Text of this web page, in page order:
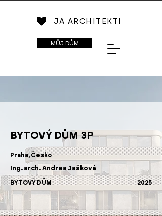
JA ARCHITEKTI
MŮJ DŮM
BYTOVÝ DŮM 3P
Praha, Česko
Ing. arch. Andrea Jašková
BYTOVÝ DŮM 2025